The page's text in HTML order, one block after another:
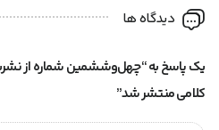
دیدگاه ها
یک پاسخ به “چهل‌وششمین شماره از
کلامی منتشر شد”